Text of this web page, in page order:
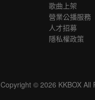
歌曲上架
營業公播服務
人才招募
隱私權政策
Copyright © 2026 KKBOX All